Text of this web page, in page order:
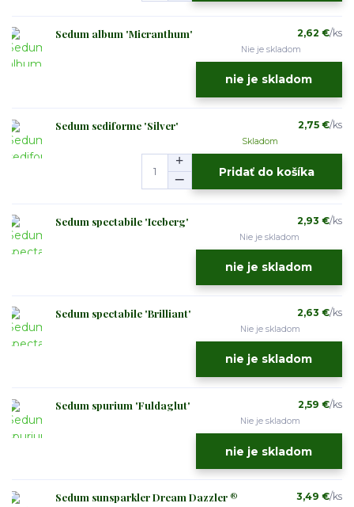
Sedum album 'Micranthum' 2,62 €/ks
Nie je skladom
nie je skladom
Sedum sediforme 'Silver' 2,75 €/ks
Skladom
Pridať do košíka
Sedum spectabile 'Iceberg' 2,93 €/ks
Nie je skladom
nie je skladom
Sedum spectabile 'Brilliant' 2,63 €/ks
Nie je skladom
nie je skladom
Sedum spurium 'Fuldaglut' 2,59 €/ks
Nie je skladom
nie je skladom
Sedum sunsparkler Dream Dazzler ® 3,49 €/ks